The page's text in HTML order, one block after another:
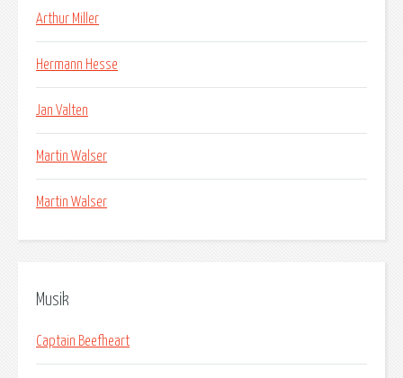
Arthur Miller
Hermann Hesse
Jan Valten
Martin Walser
Martin Walser
Musik
Captain Beefheart